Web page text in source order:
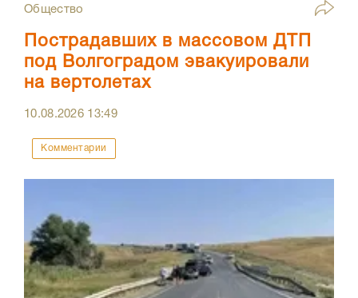
Общество
Пострадавших в массовом ДТП
под Волгоградом эвакуировали
на вертолетах
10.08.2026 13:49
Комментарии